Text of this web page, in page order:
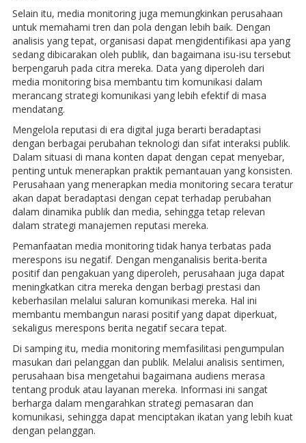
Selain itu, media monitoring juga memungkinkan perusahaan
untuk memahami tren dan pola dengan lebih baik. Dengan
analisis yang tepat, organisasi dapat mengidentifikasi apa yang
sedang dibicarakan oleh publik, dan bagaimana isu-isu tersebut
berpengaruh pada citra mereka. Data yang diperoleh dari
media monitoring bisa membantu tim komunikasi dalam
merancang strategi komunikasi yang lebih efektif di masa
mendatang.
Mengelola reputasi di era digital juga berarti beradaptasi
dengan berbagai perubahan teknologi dan sifat interaksi publik.
Dalam situasi di mana konten dapat dengan cepat menyebar,
penting untuk menerapkan praktik pemantauan yang konsisten.
Perusahaan yang menerapkan media monitoring secara teratur
akan dapat beradaptasi dengan cepat terhadap perubahan
dalam dinamika publik dan media, sehingga tetap relevan
dalam strategi manajemen reputasi mereka.
Pemanfaatan media monitoring tidak hanya terbatas pada
merespons isu negatif. Dengan menganalisis berita-berita
positif dan pengakuan yang diperoleh, perusahaan juga dapat
meningkatkan citra mereka dengan berbagi prestasi dan
keberhasilan melalui saluran komunikasi mereka. Hal ini
membantu membangun narasi positif yang dapat diperkuat,
sekaligus merespons berita negatif secara tepat.
Di samping itu, media monitoring memfasilitasi pengumpulan
masukan dari pelanggan dan publik. Melalui analisis sentimen,
perusahaan bisa mengetahui bagaimana audiens merasa
tentang produk atau layanan mereka. Informasi ini sangat
berharga dalam mengarahkan strategi pemasaran dan
komunikasi, sehingga dapat menciptakan ikatan yang lebih kuat
dengan pelanggan.